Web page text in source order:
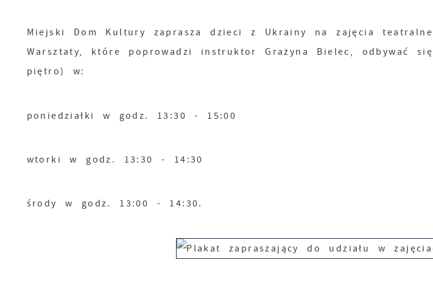
Miejski Dom Kultury zaprasza dzieci z Ukrainy na zajęcia
Warsztaty, które poprowadzi instruktor Grażyna Bielec, odbywać
piętro) w:
poniedziałki w godz. 13:30 - 15:00
wtorki w godz. 13:30 - 14:30
środy w godz. 13:00 - 14:30.